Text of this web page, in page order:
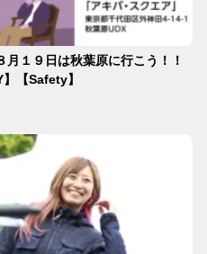
１９日は秋葉原に行こう！！
【Safety】